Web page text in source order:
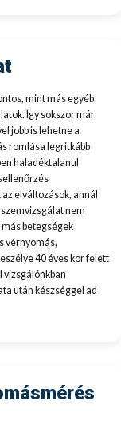
mint más egyéb
Így sokszor már
jobb is lehetne a
romlása legritkább
haladéktalanul
elváltozások, annál
nem
betegségek
vérnyomás,
40 éves kor felett
vizsgálónkban
után készséggel ad